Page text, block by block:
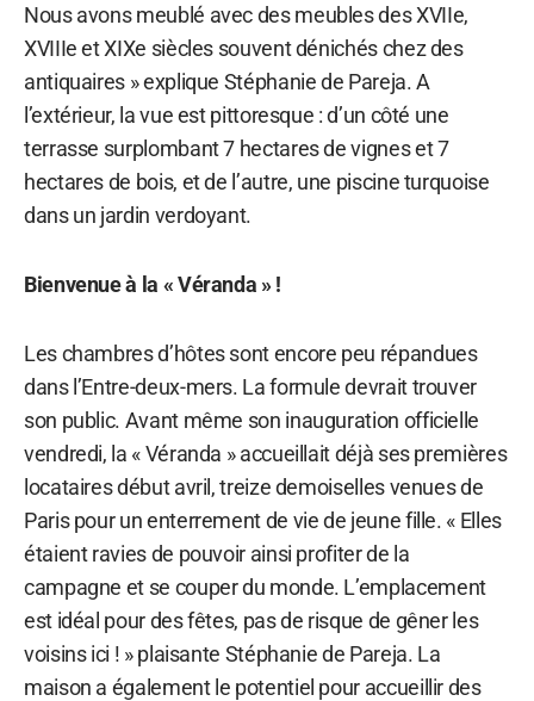
Nous avons meublé avec des meubles des XVIIe,
XVIIIe et XIXe siècles souvent dénichés chez des
antiquaires » explique Stéphanie de Pareja. A
l’extérieur, la vue est pittoresque : d’un côté une
terrasse surplombant 7 hectares de vignes et 7
hectares de bois, et de l’autre, une piscine turquoise
dans un jardin verdoyant.
Bienvenue à la « Véranda » !
Les chambres d’hôtes sont encore peu répandues
dans l’Entre-deux-mers. La formule devrait trouver
son public. Avant même son inauguration officielle
vendredi, la « Véranda » accueillait déjà ses premières
locataires début avril, treize demoiselles venues de
Paris pour un enterrement de vie de jeune fille. « Elles
étaient ravies de pouvoir ainsi profiter de la
campagne et se couper du monde. L’emplacement
est idéal pour des fêtes, pas de risque de gêner les
voisins ici ! » plaisante Stéphanie de Pareja. La
maison a également le potentiel pour accueillir des